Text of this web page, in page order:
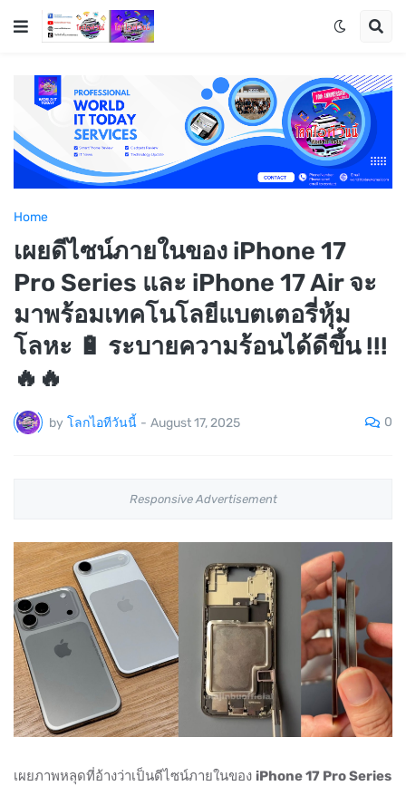
Home
เผยดีไซน์ภายในของ iPhone 17
Pro Series และ iPhone 17 Air จะ
มาพร้อมเทคโนโลยีแบตเตอรี่หุ้ม
โลหะ 🔋 ระบายความร้อนได้ดีขึ้น !!!
🔥🔥
by โลกไอทีวันนี้ - August 17, 2025 0
Responsive Advertisement
เผยภาพหลุดที่อ้างว่าเป็นดีไซน์ภายในของ iPhone 17 Pro Series